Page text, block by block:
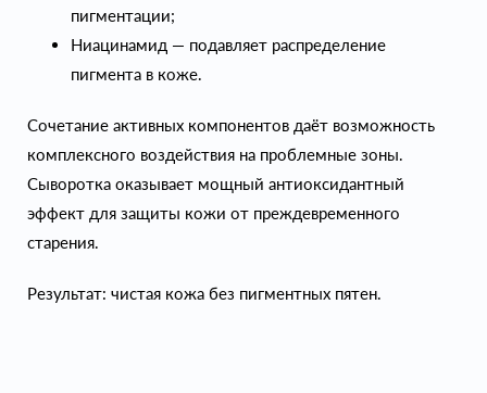
пигментации;
Ниацинамид — подавляет распределение
пигмента в коже.
Сочетание активных компонентов даёт возможность
комплексного воздействия на проблемные зоны.
Сыворотка оказывает мощный антиоксидантный
эффект для защиты кожи от преждевременного
старения.
Результат: чистая кожа без пигментных пятен.